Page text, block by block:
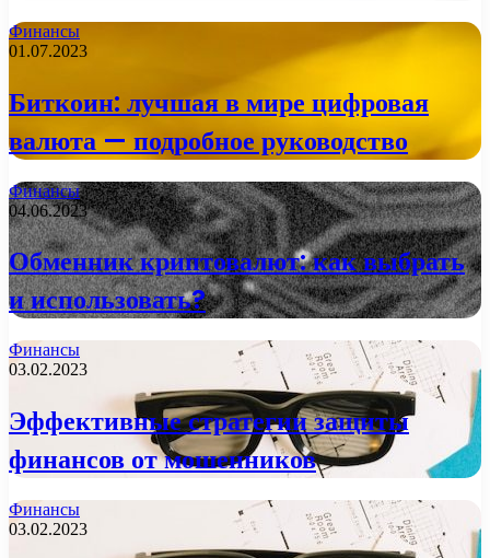
Финансы
01.07.2023
Биткоин: лучшая в мире цифровая
валюта — подробное руководство
Финансы
04.06.2023
Обменник криптовалют: как выбрать
и использовать?
Финансы
03.02.2023
Эффективные стратегии защиты
финансов от мошенников
Финансы
03.02.2023